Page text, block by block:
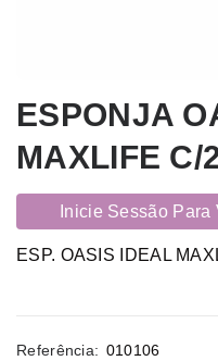
ESPONJA
MAXLIFE C/
Inicie Sessão Para
ESP. OASIS IDEAL
Referência: 010106